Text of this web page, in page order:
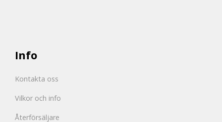
Info
Kontakta oss
Vilkor och info
Återförsäljare